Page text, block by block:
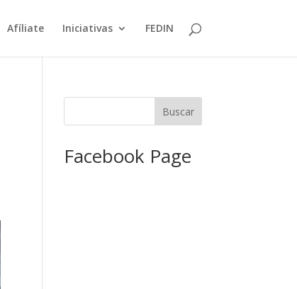
Afíliate Iniciativas FEDIN
Facebook Page